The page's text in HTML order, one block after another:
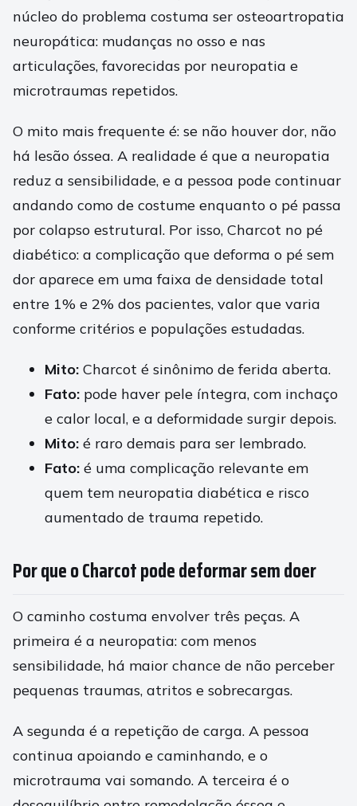
núcleo do problema costuma ser osteoartropatia
neuropática: mudanças no osso e nas
articulações, favorecidas por neuropatia e
microtraumas repetidos.
O mito mais frequente é: se não houver dor, não
há lesão óssea. A realidade é que a neuropatia
reduz a sensibilidade, e a pessoa pode continuar
andando como de costume enquanto o pé passa
por colapso estrutural. Por isso, Charcot no pé
diabético: a complicação que deforma o pé sem
dor aparece em uma faixa de densidade total
entre 1% e 2% dos pacientes, valor que varia
conforme critérios e populações estudadas.
Mito: Charcot é sinônimo de ferida aberta.
Fato: pode haver pele íntegra, com inchaço
e calor local, e a deformidade surgir depois.
Mito: é raro demais para ser lembrado.
Fato: é uma complicação relevante em
quem tem neuropatia diabética e risco
aumentado de trauma repetido.
Por que o Charcot pode deformar sem doer
O caminho costuma envolver três peças. A
primeira é a neuropatia: com menos
sensibilidade, há maior chance de não perceber
pequenas traumas, atritos e sobrecargas.
A segunda é a repetição de carga. A pessoa
continua apoiando e caminhando, e o
microtrauma vai somando. A terceira é o